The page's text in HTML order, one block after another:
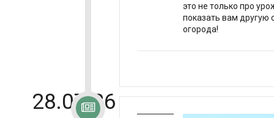
это не только про
показать вам другую
огорода!
28.07.26